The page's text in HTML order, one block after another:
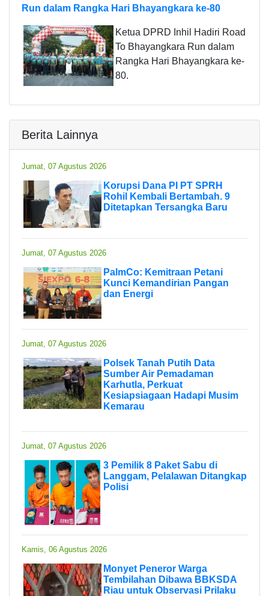
Run dalam Rangka Hari Bhayangkara ke-80
Ketua DPRD Inhil Hadiri Road
To Bhayangkara Run dalam
Rangka Hari Bhayangkara ke-
80.
Berita Lainnya
Jumat, 07 Agustus 2026
Korupsi Dana PI PT SPRH
Rohil Kembali Bertambah. 9
Ditetapkan Tersangka Baru
Jumat, 07 Agustus 2026
PalmCo: Kemitraan Petani
Kunci Kemandirian Pangan
dan Energi
Jumat, 07 Agustus 2026
Polsek Tanah Putih Data
Sumber Air Pemadaman
Karhutla, Perkuat
Kesiapsiagaan Hadapi Musim
Kemarau
Jumat, 07 Agustus 2026
3 Pemilik 8 Paket Sabu di
Langgam, Pelalawan Ditangkap
Polisi
Kamis, 06 Agustus 2026
Monyet Peneror Warga
Tembilahan Dibawa BBKSDA
Riau untuk Observasi Prilaku